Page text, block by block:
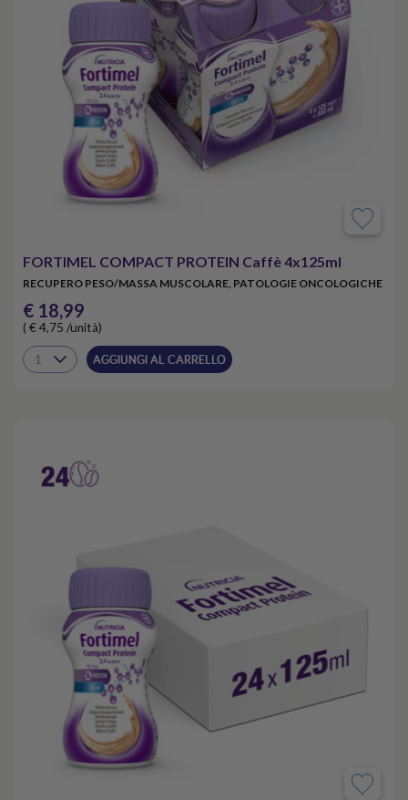
FORTIMEL COMPACT PROTEIN Caffè 4x125ml
RECUPERO PESO/MASSA MUSCOLARE, PATOLOGIE ONCOLOGICHE
€ 18,99
( € 4,75 /unità)
AGGIUNGI AL CARRELLO